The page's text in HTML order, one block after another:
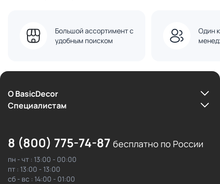
Большой ассортимент с
удобным поиском
Один
О BasicDecor
Cпециалистам
8 (800) 775-74-87 бесплатно по России
пн - чт : 13:00 - 00:00
пт : 13:00 - 13:00
сб - вс : 14:00 - 01:00